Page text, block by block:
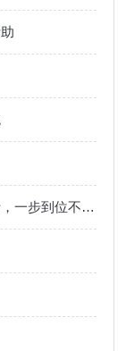
解锁真空老化试验箱：操作流程全解析，一步到位不踩雷